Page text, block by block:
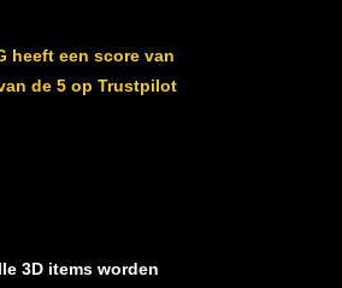
heeft een score van
de 5 op Trustpilot
3D items worden